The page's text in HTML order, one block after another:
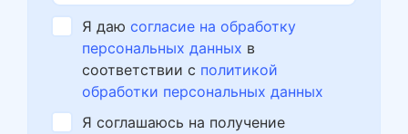
Я даю согласие на обработку
персональных данных в
соответствии с политикой
обработки персональных данных
Я соглашаюсь на получение